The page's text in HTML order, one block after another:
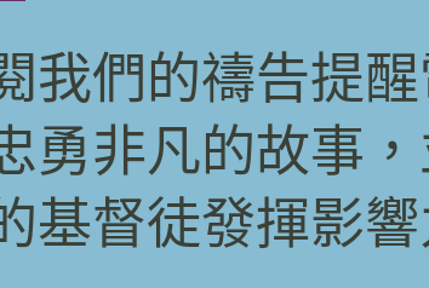
我們的禱告提
勇非凡的故事
基督徒發揮影響